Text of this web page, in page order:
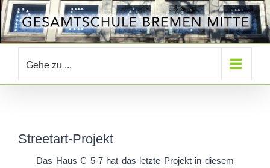
Zum
Inhalt
springen
Gehe zu ...
Streetart-Projekt
Das Haus C 5-7 hat das letzte Projekt in diesem